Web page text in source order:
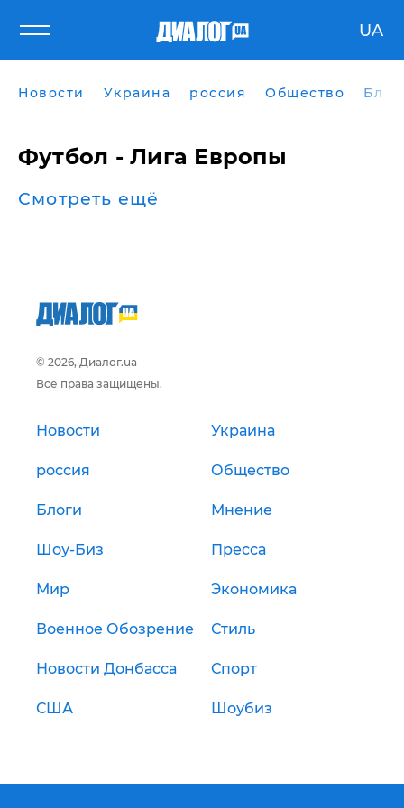
UA
Новости Украина россия Общество
Футбол - Лига Европы
Смотреть ещё
© 2026, Диалог.ua
Все права защищены.
Новости Украина
россия Общество
Блоги Мнение
Шоу-Биз Пресса
Мир Экономика
Военное Обозрение Стиль
Новости Донбасса Спорт
США Шоубиз